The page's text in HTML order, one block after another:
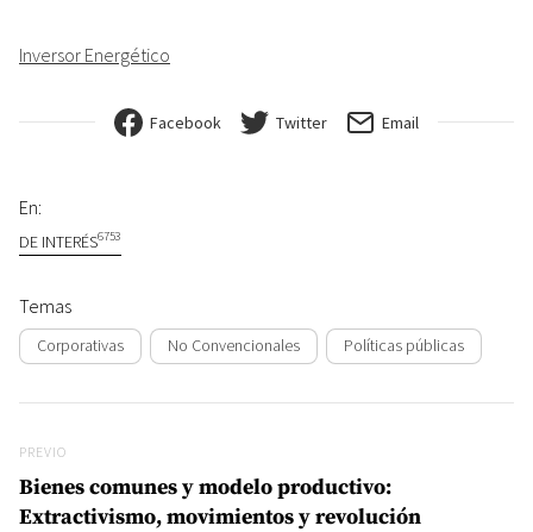
Inversor Energético
Facebook Twitter Email
En:
DE INTERÉS6753
Temas
Corporativas No Convencionales Políticas públicas
Previo
PREVIO
Bienes comunes y modelo productivo:
Extractivismo, movimientos y revolución